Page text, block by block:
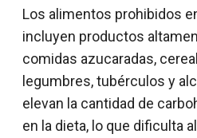
Los alimentos prohibidos
incluyen productos
comidas azucaradas,
legumbres, tubérculos y
elevan la cantidad de
en la dieta, lo que dificulta